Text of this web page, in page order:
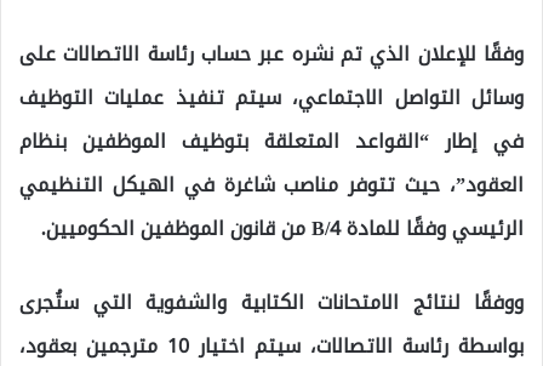
وفقًا للإعلان الذي تم نشره عبر حساب رئاسة الاتصالات على
وسائل التواصل الاجتماعي، سيتم تنفيذ عمليات التوظيف
في إطار “القواعد المتعلقة بتوظيف الموظفين بنظام
العقود”، حيث تتوفر مناصب شاغرة في الهيكل التنظيمي
الرئيسي وفقًا للمادة 4/B من قانون الموظفين الحكوميين.
ووفقًا لنتائج الامتحانات الكتابية والشفوية التي ستُجرى
بواسطة رئاسة الاتصالات، سيتم اختيار 10 مترجمين بعقود،